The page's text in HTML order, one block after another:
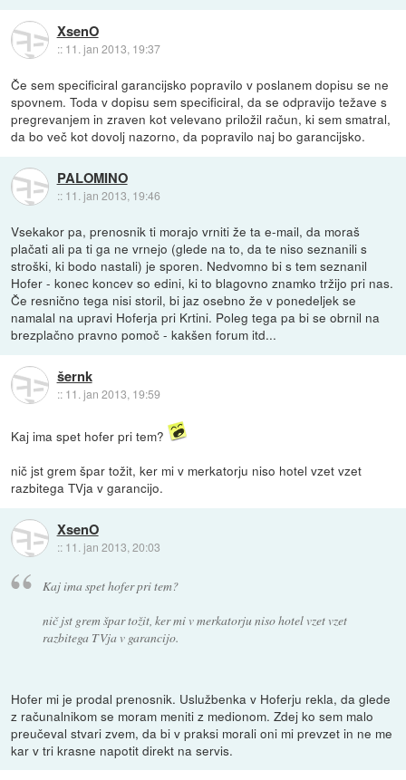
XsenO
:: 11. jan 2013, 19:37
Če sem specificiral garancijsko popravilo v poslanem dopisu se ne
spovnem. Toda v dopisu sem specificiral, da se odpravijo težave s
pregrevanjem in zraven kot velevano priložil račun, ki sem smatral,
da bo več kot dovolj nazorno, da popravilo naj bo garancijsko.
PALOMINO
:: 11. jan 2013, 19:46
Vsekakor pa, prenosnik ti morajo vrniti že ta e-mail, da moraš
plačati ali pa ti ga ne vrnejo (glede na to, da te niso seznanili s
stroški, ki bodo nastali) je sporen. Nedvomno bi s tem seznanil
Hofer - konec koncev so edini, ki to blagovno znamko tržijo pri nas.
Če resnično tega nisi storil, bi jaz osebno že v ponedeljek se
namalal na upravi Hoferja pri Krtini. Poleg tega pa bi se obrnil na
brezplačno pravno pomoč - kakšen forum itd...
šernk
:: 11. jan 2013, 19:59
Kaj ima spet hofer pri tem?
nič jst grem špar tožit, ker mi v merkatorju niso hotel vzet vzet
razbitega TVja v garancijo.
XsenO
:: 11. jan 2013, 20:03
Kaj ima spet hofer pri tem?
nič jst grem špar tožit, ker mi v merkatorju niso hotel vzet vzet
razbitega TVja v garancijo.
Hofer mi je prodal prenosnik. Uslužbenka v Hoferju rekla, da glede
z računalnikom se moram meniti z medionom. Zdej ko sem malo
preučeval stvari zvem, da bi v praksi morali oni mi prevzet in ne me
kar v tri krasne napotit direkt na servis.